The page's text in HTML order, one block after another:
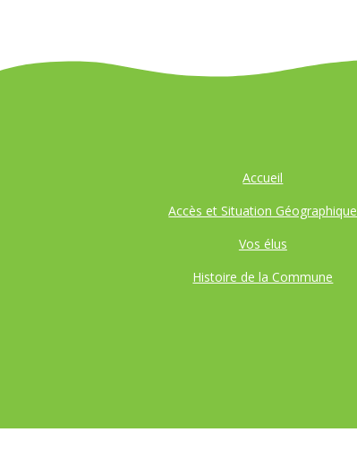
Accueil
Accès et Situation Géographique
Vos élus
Histoire de la Commune